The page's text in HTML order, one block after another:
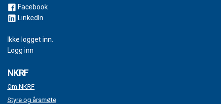
Facebook
LinkedIn
Ikke logget inn.
Logg inn
NKRF
Om NKRF
Styre og årsmøte